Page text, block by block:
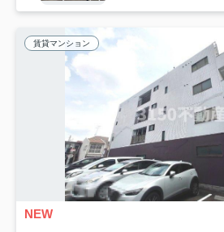
賃貸マンション
NEW